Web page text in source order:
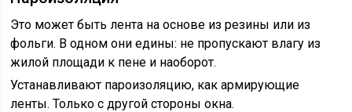
Это может быть лента на основе из резины или из
фольги. В одном они едины: не пропускают влагу из
жилой площади к пене и наоборот.
Устанавливают пароизоляцию, как армирующие
ленты. Только с другой стороны окна.